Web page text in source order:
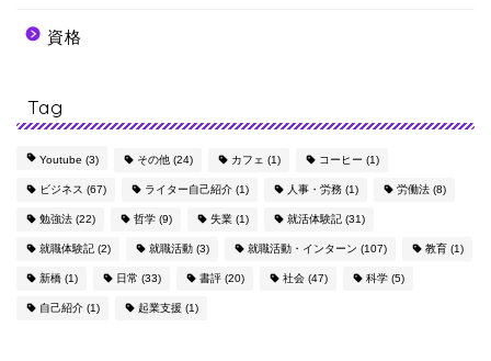
資格
Tag
Youtube (3) その他 (24) カフェ (1) コーヒー (1)
ビジネス (67) ライター自己紹介 (1) 人事・労務 (1) 労働法 (8)
勉強法 (22) 哲学 (9) 失業 (1) 就活体験記 (31)
就職体験記 (2) 就職活動 (3) 就職活動・インターン (107) 教育 (1)
新橋 (1) 日常 (33) 書評 (20) 社会 (47) 科学 (5)
自己紹介 (1) 起業支援 (1)